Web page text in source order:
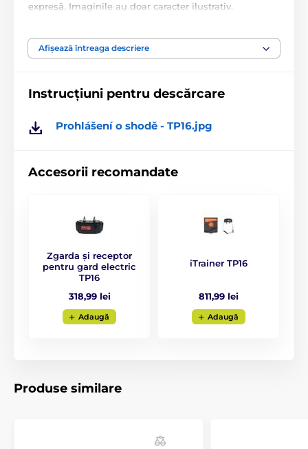
expresă. Imaginile au doar caracter ilustrativ.
Produsul este inclus în categoria
Afișează întreaga descriere
Instrucțiuni pentru descărcare
Prohlášení o shodě - TP16.jpg
Accesorii recomandate
Zgarda și receptor
pentru gard electric
TP16
318,99 lei
Adaugă
iTrainer TP16
811,99 lei
Adaugă
Produse similare